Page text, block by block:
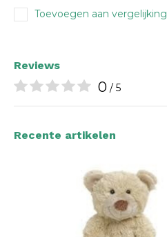
Toevoegen aan vergelijking
Reviews
0 / 5
Recente artikelen